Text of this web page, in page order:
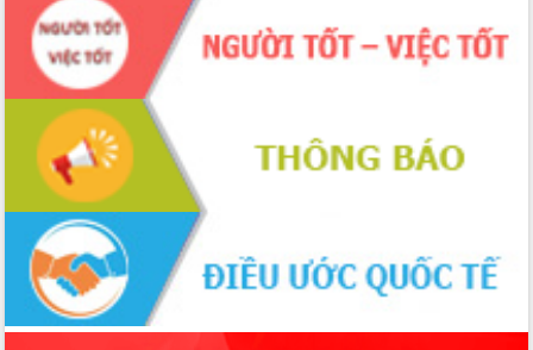
Khởi động Dự án Đầu tư xây dựng hạ
tầng kỹ thuật Cụm công nghiệp Tân
Tiến
Gặp mặt các cơ quan báo chí nhân Kỷ
niệm 101 năm Ngày Báo chí Cách
mạng Việt Nam
Đắk Lắk sơ kết 4 năm triển khai thực
hiện Đề án 06 của Chính phủ
Họp báo thông tin về Hội nghị Công bố
Quy hoạch và Xúc tiến đầu tư tỉnh Đắk
Lắk
Khơi thông điểm nghẽn, đẩy nhanh
giải ngân vốn khắc phục thiên tai